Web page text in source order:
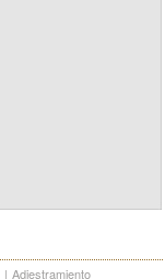
| Adiestramiento